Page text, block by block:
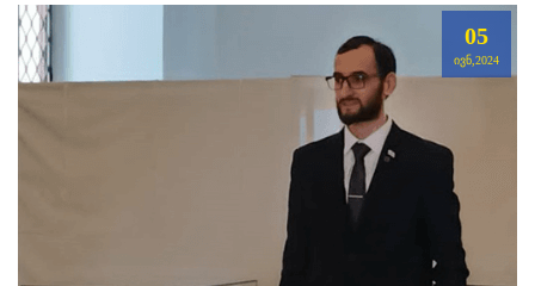
05
ᲘᲕᲜ,2024